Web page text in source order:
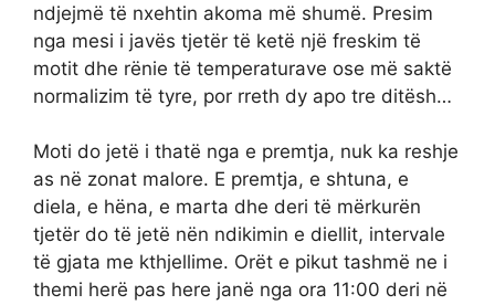
ndjejmë të nxehtin akoma më shumë. Presim
nga mesi i javës tjetër të ketë një freskim të
motit dhe rënie të temperaturave ose më saktë
normalizim të tyre, por rreth dy apo tre ditësh…
Moti do jetë i thatë nga e premtja, nuk ka reshje
as në zonat malore. E premtja, e shtuna, e
diela, e hëna, e marta dhe deri të mërkurën
tjetër do të jetë nën ndikimin e diellit, intervale
të gjata me kthjellime. Orët e pikut tashmë ne i
themi herë pas here janë nga ora 11:00 deri në